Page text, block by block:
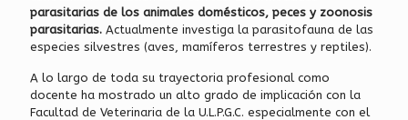
parasitarias de los animales domésticos, peces y zoonosis
parasitarias. Actualmente investiga la parasitofauna de las
especies silvestres (aves, mamíferos terrestres y reptiles).
A lo largo de toda su trayectoria profesional como
docente ha mostrado un alto grado de implicación con la
Facultad de Veterinaria de la U.L.P.G.C. especialmente con el